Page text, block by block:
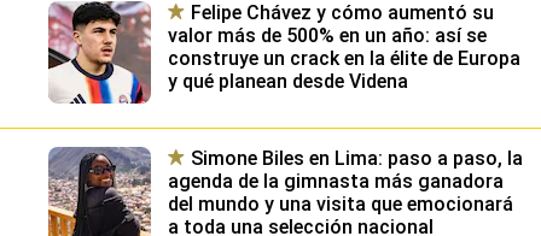
Felipe Chávez y cómo aumentó su
valor más de 500% en un año: así se
construye un crack en la élite de Europa
y qué planean desde Videna
Simone Biles en Lima: paso a paso, la
agenda de la gimnasta más ganadora
del mundo y una visita que emocionará
a toda una selección nacional